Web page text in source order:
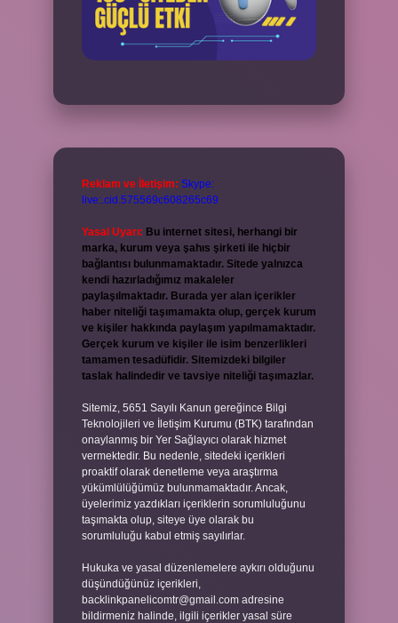
Reklam ve İletişim: Skype:
live:.cid.575569c608265c69
Yasal Uyarı: Bu internet sitesi, herhangi bir
marka, kurum veya şahıs şirketi ile hiçbir
bağlantısı bulunmamaktadır. Sitede yalnızca
kendi hazırladığımız makaleler
paylaşılmaktadır. Burada yer alan içerikler
haber niteliği taşımamakta olup, gerçek kurum
ve kişiler hakkında paylaşım yapılmamaktadır.
Gerçek kurum ve kişiler ile isim benzerlikleri
tamamen tesadüfidir. Sitemizdeki bilgiler
taslak halindedir ve tavsiye niteliği taşımazlar.
Sitemiz, 5651 Sayılı Kanun gereğince Bilgi
Teknolojileri ve İletişim Kurumu (BTK) tarafından
onaylanmış bir Yer Sağlayıcı olarak hizmet
vermektedir. Bu nedenle, sitedeki içerikleri
proaktif olarak denetleme veya araştırma
yükümlülüğümüz bulunmamaktadır. Ancak,
üyelerimiz yazdıkları içeriklerin sorumluluğunu
taşımakta olup, siteye üye olarak bu
sorumluluğu kabul etmiş sayılırlar.
Hukuka ve yasal düzenlemelere aykırı olduğunu
düşündüğünüz içerikleri,
backlinkpanelicomtr@gmail.com adresine
bildirmeniz halinde, ilgili içerikler yasal süre